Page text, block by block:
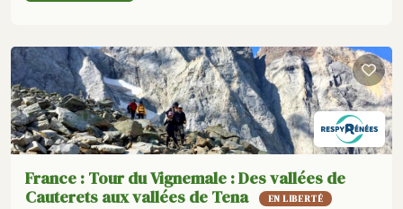
France : Tour du Vignemale : Des vallées de
Cauterets aux vallées de Tena
EN LIBERTÉ